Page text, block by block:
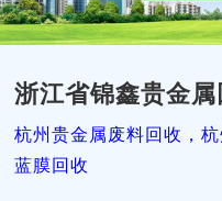
浙江省锦鑫贵金
杭州贵金属废料回收，
蓝膜回收